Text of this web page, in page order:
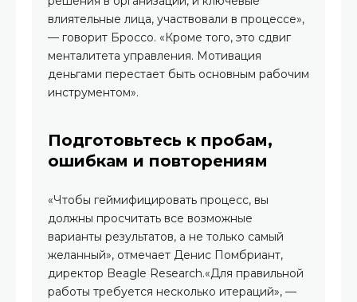
влиятельные лица, участвовали в процессе»,
— говорит Броссо. «Кроме того, это сдвиг
менталитета управления. Мотивация
деньгами перестает быть основным рабочим
инструментом».
Подготовьтесь к пробам,
ошибкам и повторениям
«Чтобы геймифицировать процесс, вы
должны просчитать все возможные
варианты результатов, а не только самый
желанный», отмечает Денис Помбриант,
директор Beagle Research.«Для правильной
работы требуется несколько итераций», —